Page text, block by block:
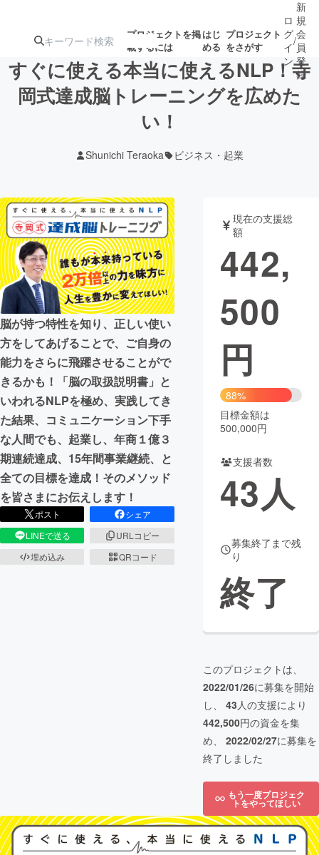
プロジェクトを掲
載するには
はじ
める
プロジェクト
をさがす
注目の新着プロ
テクノロジー・ガジェット
映像・映画 書籍・雑誌
ビジネス・起業 チャレンジ
まちづくり・地域活性化
CAMPFIRE for Social Good
CAMPFIRE Creation
CAMPFIREふるさと納税machi-ya コミュニティ
ロ
グ
イ
ン
/
新
規
会
員
登
録
すぐに使える本当に使えるNLP！寺
岡式達成脳トレーニングを広めた
い！
Shunichi Teraoka ビジネス・起業
脳が持つ特性を知り、正しい使い
方をしてあげることで、ご自身の
能力をさらに飛躍させることがで
きるかも！「脳の取扱説明書」と
いわれるNLPを極め、実践してき
た結果、コミュニケーション下手
な人間でも、起業し、年商１億３
期連続達成、15年間事業継続、と
全ての目標を達成！そのメソッド
を皆さまにお伝えします！
ポスト
シェア
LINEで送る
URLコピー
埋め込み
QRコード
現在の支援総
額
442,
500
円
88%
目標金額は
500,000円
支援者数
43人
募集終了まで残
り
終了
このプロジェクトは、
2022/01/26に募集を開始
し、 43人の支援により
442,500円の資金を集
め、 2022/02/27に募集を
終了しました
もう一度プロジェク
トをやってほしい